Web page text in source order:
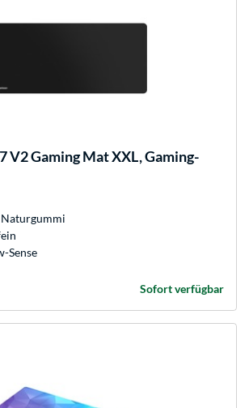
V2 Gaming Mat XXL, Gaming-
Sense
Sofort verfügbar